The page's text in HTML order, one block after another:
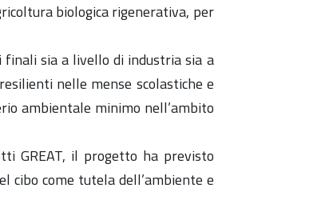
biologica rigenerativa, per
sia a livello di industria sia a
nelle mense scolastiche e
ambientale minimo nell’ambito
GREAT, il progetto ha previsto
cibo come tutela dell’ambiente e